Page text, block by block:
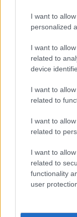
I want to
personalized
I want to
related to
device
I want to
related to
I want to
related to
I want to
related to
functionality
user